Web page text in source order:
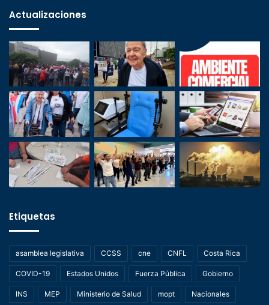
Actualizaciones
Etiquetas
asamblea legislativa CCSS cne CNFL Costa Rica
COVID-19 Estados Unidos Fuerza Pública Gobierno
INS MEP Ministerio de Salud mopt Nacionales